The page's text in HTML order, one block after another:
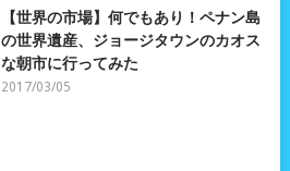
【世界の市場】何でもあり！ペナン島
の世界遺産、ジョージタウンのカオス
な朝市に行ってみた
2017/03/05